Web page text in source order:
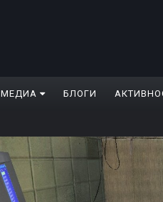
МЕДИА БЛОГИ